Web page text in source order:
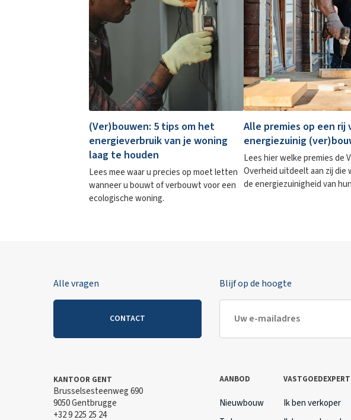
(Ver)bouwen: 5 tips om het
energieverbruik van je woning
laag te houden
Lees mee waar u precies op moet letten
wanneer u bouwt of verbouwt voor een
ecologische woning.
Alle premies op een rij
energiezuinig
Lees hier welke premies de
Overheid uitdeelt aan zij die
de energiezuinigheid van
Alle vragen
CONTACT
Blijf op de hoogte
KANTOOR GENT
Brusselsesteenweg 690
9050 Gentbrugge
+32 9 225 25 24
AANBOD
Nieuwbouw
Ik ben verkoper